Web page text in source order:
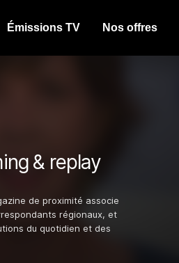
Émissions TV Nos offres
& replay
de proximité associe
régionaux, et
du quotidien et des